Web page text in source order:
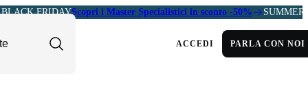
FRIDAYScopri i Master Specialistici in sconto -50% SUMMER
ACCEDI PARLA CON NOI